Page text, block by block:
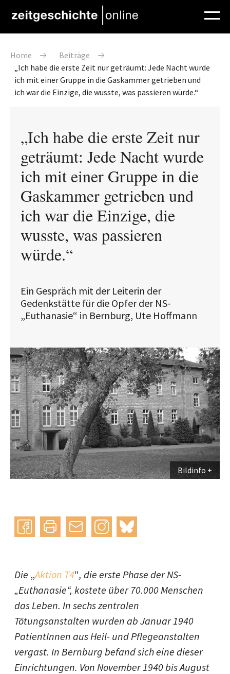
Pfadnavigation
Home
Beiträge
„Ich habe die erste Zeit nur geträumt: Jede Nacht wurde
ich mit einer Gruppe in die Gaskammer getrieben und
ich war die Einzige, die wusste, was passieren würde.“
„Ich habe die erste Zeit nur
geträumt: Jede Nacht wurde
ich mit einer Gruppe in die
Gaskammer getrieben und
ich war die Einzige, die
wusste, was passieren
würde.“
Ein Gespräch mit der Leiterin der
Gedenkstätte für die Opfer der NS-
„Euthanasie“ in Bernburg, Ute Hoffmann
Bildinfo
Instagram
bluesky
Die „Aktion T4“, die erste Phase der NS-
„Euthanasie“, kostete über 70.000 Menschen
das Leben. In sechs zentralen
Tötungsanstalten wurden ab Januar 1940
PatientInnen aus Heil- und Pflegeanstalten
vergast. In Bernburg befand sich eine dieser
Einrichtungen. Von November 1940 bis August